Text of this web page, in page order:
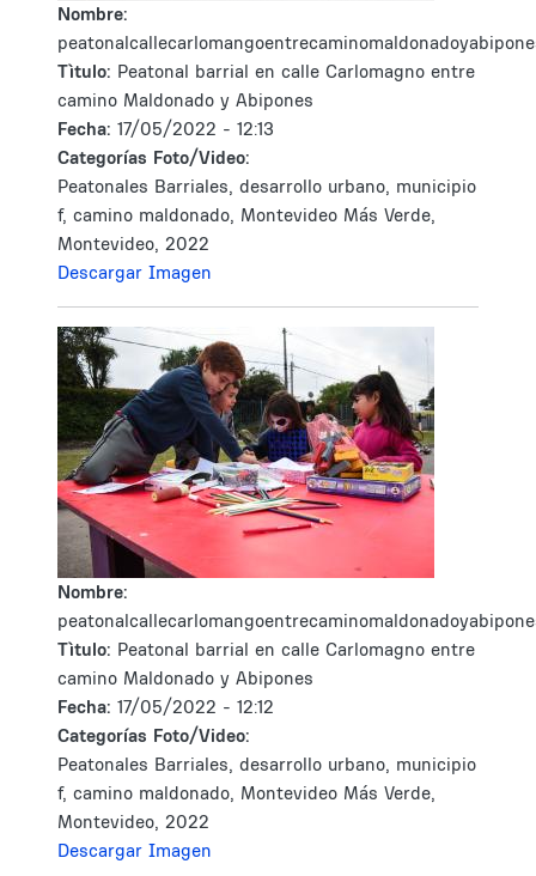
Nombre:
Tìtulo: Peatonal barrial en calle Carlomagno entre
camino Maldonado y Abipones
Fecha: 17/05/2022 - 12:13
Categorías Foto/Video:
Peatonales Barriales, desarrollo urbano, municipio
f, camino maldonado, Montevideo Más Verde,
Montevideo, 2022
Descargar Imagen
Nombre:
Tìtulo: Peatonal barrial en calle Carlomagno entre
camino Maldonado y Abipones
Fecha: 17/05/2022 - 12:12
Categorías Foto/Video:
Peatonales Barriales, desarrollo urbano, municipio
f, camino maldonado, Montevideo Más Verde,
Montevideo, 2022
Descargar Imagen